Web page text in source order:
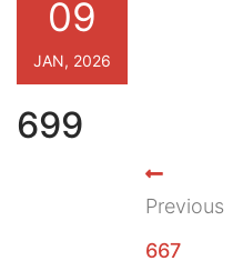
699
09
JAN, 2026
Previous
667